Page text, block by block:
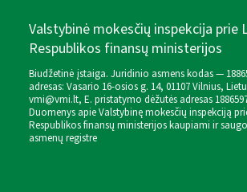
Valstybinė mokesčių inspekcija prie
Respublikos finansų ministerijos
Biudžetinė įstaiga. Juridinio asmens kodas —
adresas: Vasario 16-osios g. 14, 01107 Vilnius,
vmi@vmi.lt, E. pristatymo dėžutės adresas
Duomenys apie Valstybinę mokesčių inspekciją
Respublikos finansų ministerijos kaupiami ir
asmenų registre